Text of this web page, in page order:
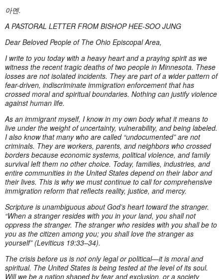
아멘.
A PASTORAL LETTER FROM BISHOP HEE-SOO JUNG
Dear Beloved People of The Ohio Episcopal Area,
I write to you today with a heavy heart and a praying spirit as we
witness the recent tragic deaths of two people in Minnesota. These
losses are not isolated incidents. They are part of a wider pattern of
fear-driven, indiscriminate immigration enforcement that has
crossed moral and spiritual boundaries. Nothing can justify violence
against human life.
As an immigrant myself, I know in my own body what it means to
live under the weight of uncertainty, vulnerability, and being labeled.
I also know that many who are called “undocumented” are not
criminals. They are workers, parents, and neighbors who crossed
borders because economic systems, political violence, and family
survival left them no other choice. Today, families, industries, and
entire communities in the United States depend on their labor and
their lives. This is why we must continue to call for comprehensive
immigration reform that reflects reality, justice, and mercy.
Scripture is unambiguous about God’s heart toward the stranger.
“When a stranger resides with you in your land, you shall not
oppress the stranger. The stranger who resides with you shall be to
you as the citizen among you; you shall love the stranger as
yourself” (Leviticus 19:33–34).
The crisis before us is not only legal or political—it is moral and
spiritual. The United States is being tested at the level of its soul.
Will we be a nation shaped by fear and exclusion, or a society